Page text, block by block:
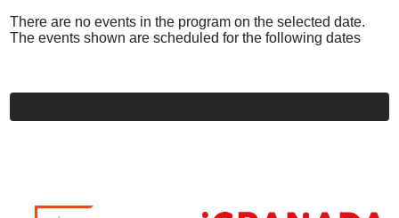
There are no events in the program on the selected date.
The events shown are scheduled for the following dates